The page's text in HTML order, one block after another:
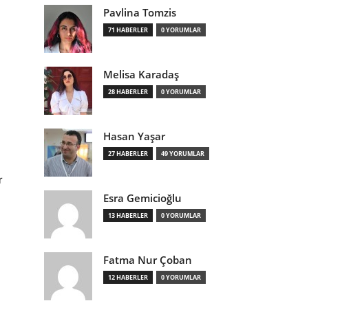
Pavlina Tomzis
71 HABERLER 0 YORUMLAR
Melisa Karadaş
28 HABERLER 0 YORUMLAR
Hasan Yaşar
27 HABERLER 49 YORUMLAR
Esra Gemicioğlu
13 HABERLER 0 YORUMLAR
Fatma Nur Çoban
12 HABERLER 0 YORUMLAR